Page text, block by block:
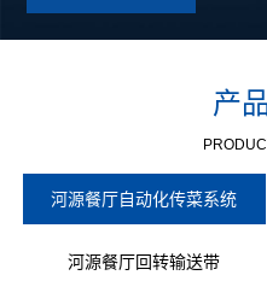
产
河源餐厅自动化传菜系统
河源餐厅回转输送带